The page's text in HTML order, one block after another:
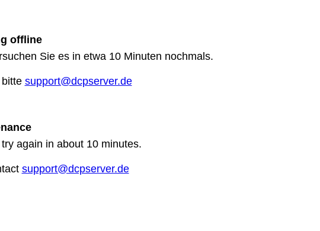
offline
Sie es in etwa 10 Minuten nochmals.
support@dcpserver.de
again in about 10 minutes.
support@dcpserver.de